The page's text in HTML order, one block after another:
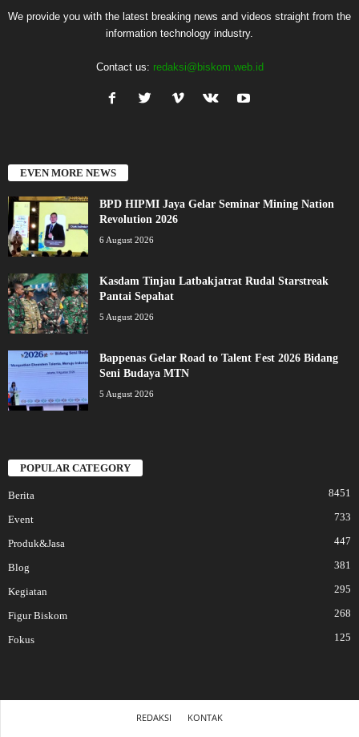
We provide you with the latest breaking news and videos straight from the
information technology industry.
Contact us: redaksi@biskom.web.id
EVEN MORE NEWS
BPD HIPMI Jaya Gelar Seminar Mining Nation
Revolution 2026
6 August 2026
Kasdam Tinjau Latbakjatrat Rudal Starstreak
Pantai Sepahat
5 August 2026
Bappenas Gelar Road to Talent Fest 2026 Bidang
Seni Budaya MTN
5 August 2026
POPULAR CATEGORY
Berita 8451
Event 733
Produk&Jasa 447
Blog 381
Kegiatan 295
Figur Biskom 268
Fokus 125
REDAKSI
KONTAK